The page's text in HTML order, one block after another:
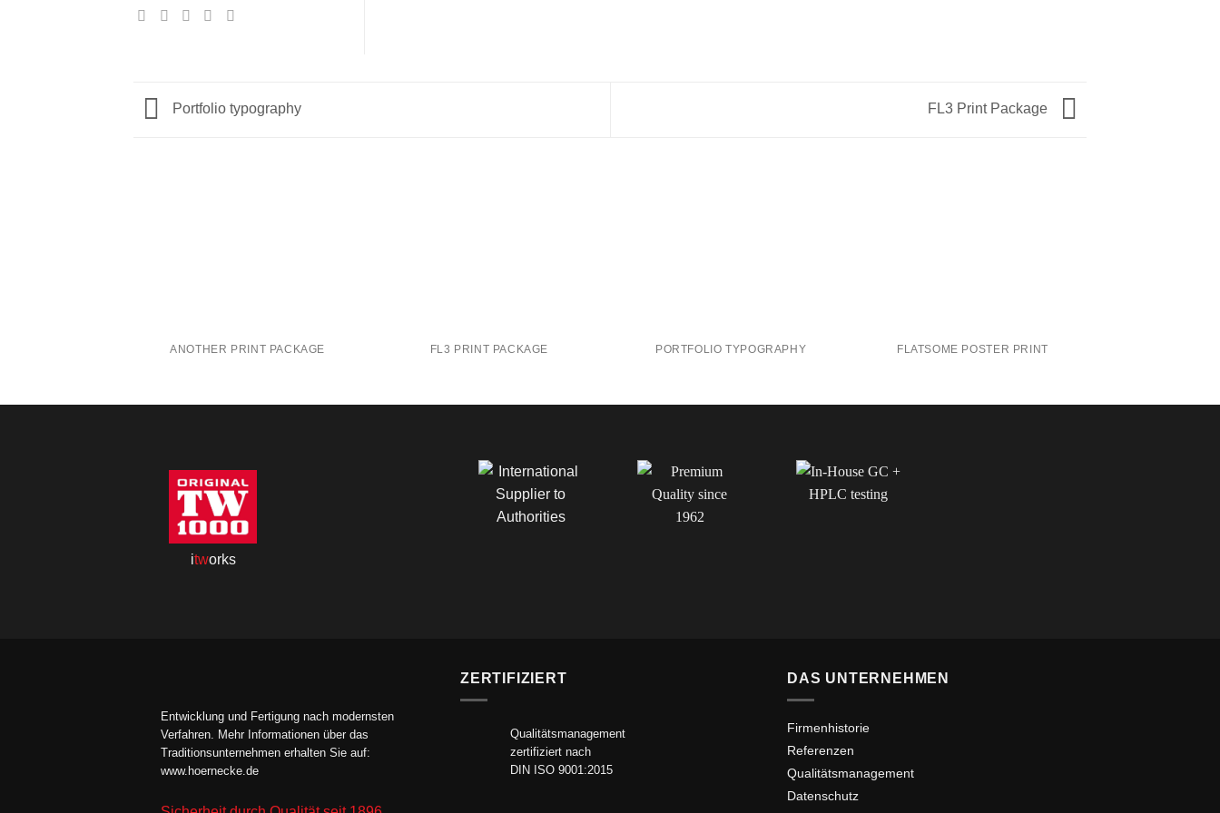
Portfolio typography FL3 Print Package
ANOTHER PRINT PACKAGE FL3 PRINT PACKAGE PORTFOLIO TYPOGRAPHY FLATSOME POSTER PRINT
itworks
Entwicklung und Fertigung nach modernsten
Verfahren. Mehr Informationen über das
Traditionsunternehmen erhalten Sie auf:
www.hoernecke.de
ZERTIFIZIERT
Qualitätsmanagement
zertifiziert nach
DIN ISO 9001:2015
DAS UNTERNEHMEN
Firmenhistorie
Referenzen
Qualitätsmanagement
Datenschutz